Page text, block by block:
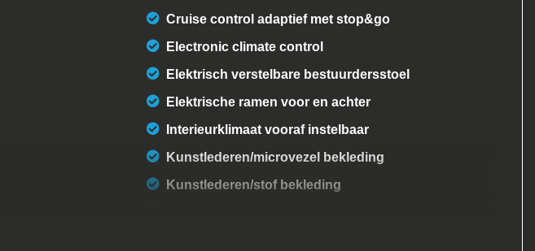
Cruise control adaptief met stop&go
Electronic climate control
Elektrisch verstelbare bestuurdersstoel
Elektrische ramen voor en achter
Interieurklimaat vooraf instelbaar
Kunstlederen/microvezel bekleding
Kunstlederen/stof bekleding